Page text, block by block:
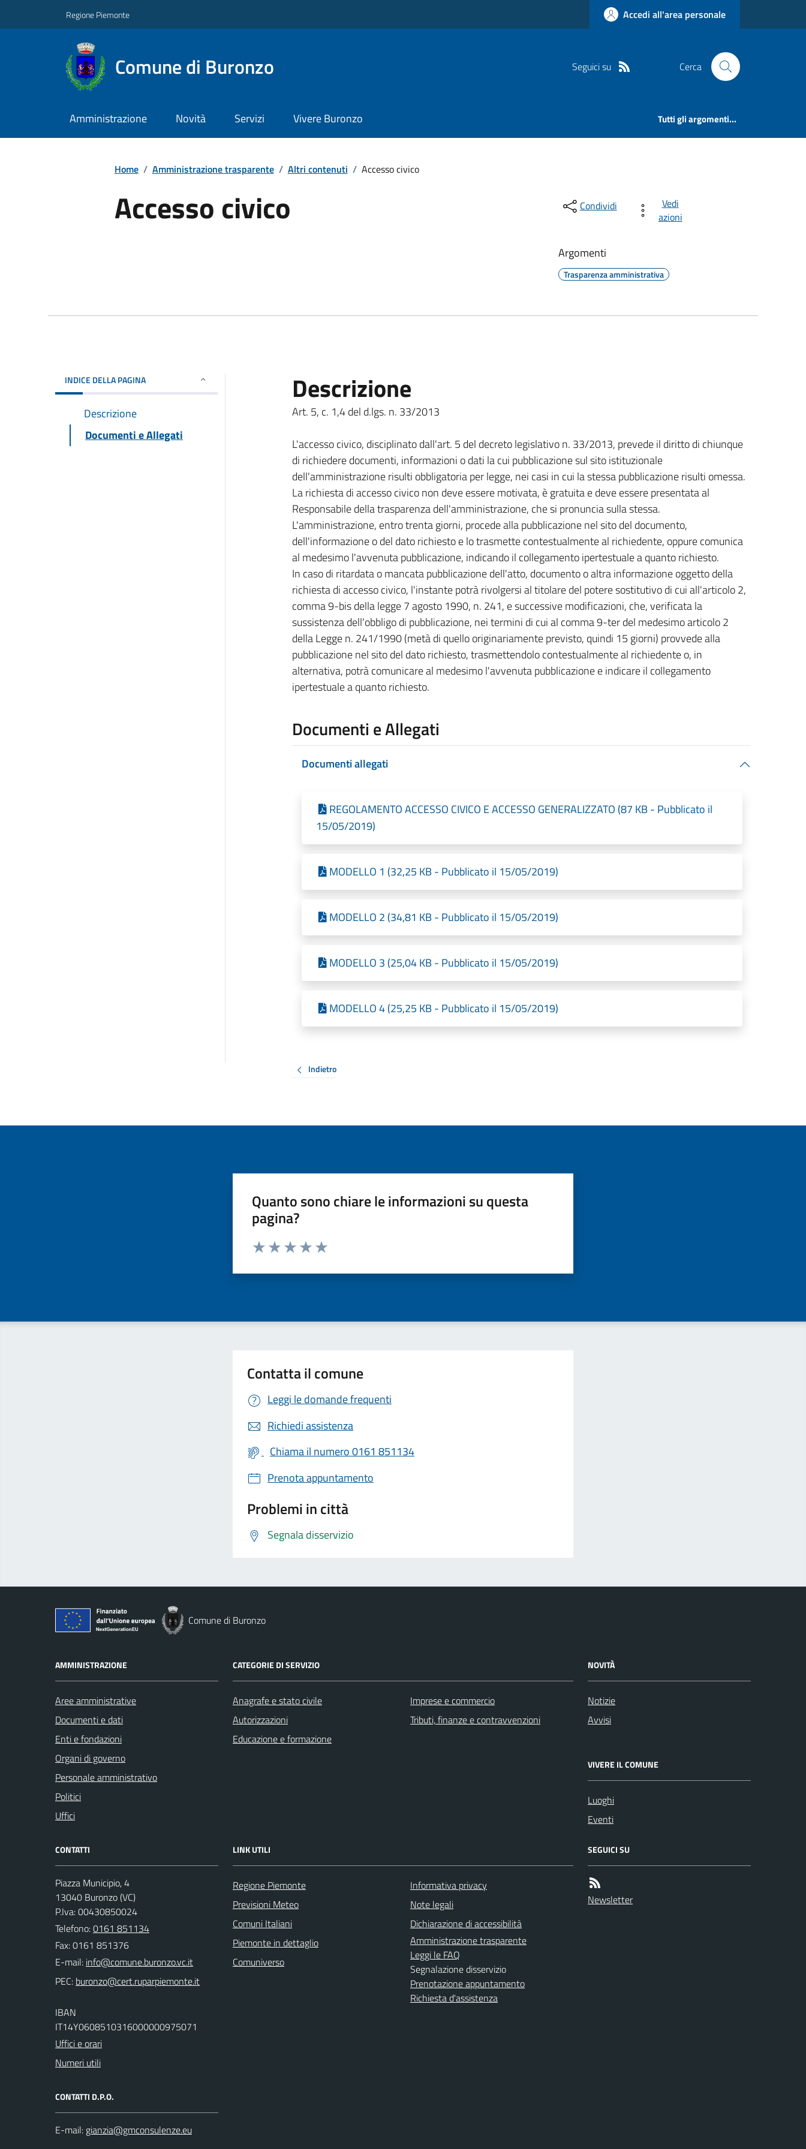
Regione Piemonte Accedi all'area personale
Comune di Buronzo Seguici su Cerca
Amministrazione Novità Servizi Vivere Buronzo Tutti gli argomenti...
Home / Amministrazione trasparente / Altri contenuti / Accesso civico
Accesso civico Condividi
Vedi
azioni
Argomenti
Trasparenza amministrativa
INDICE DELLA PAGINA
Descrizione
Documenti e Allegati
Descrizione
Art. 5, c. 1,4 del d.lgs. n. 33/2013
L'accesso civico, disciplinato dall'art. 5 del decreto legislativo n. 33/2013, prevede il diritto di chiunque
di richiedere documenti, informazioni o dati la cui pubblicazione sul sito istituzionale
dell'amministrazione risulti obbligatoria per legge, nei casi in cui la stessa pubblicazione risulti omessa.
La richiesta di accesso civico non deve essere motivata, è gratuita e deve essere presentata al
Responsabile della trasparenza dell'amministrazione, che si pronuncia sulla stessa.
L'amministrazione, entro trenta giorni, procede alla pubblicazione nel sito del documento,
dell'informazione o del dato richiesto e lo trasmette contestualmente al richiedente, oppure comunica
al medesimo l'avvenuta pubblicazione, indicando il collegamento ipertestuale a quanto richiesto.
In caso di ritardata o mancata pubblicazione dell'atto, documento o altra informazione oggetto della
richiesta di accesso civico, l'instante potrà rivolgersi al titolare del potere sostitutivo di cui all'articolo 2,
comma 9-bis della legge 7 agosto 1990, n. 241, e successive modificazioni, che, verificata la
sussistenza dell'obbligo di pubblicazione, nei termini di cui al comma 9-ter del medesimo articolo 2
della Legge n. 241/1990 (metà di quello originariamente previsto, quindi 15 giorni) provvede alla
pubblicazione nel sito del dato richiesto, trasmettendolo contestualmente al richiedente o, in
alternativa, potrà comunicare al medesimo l'avvenuta pubblicazione e indicare il collegamento
ipertestuale a quanto richiesto.
Documenti e Allegati
Documenti allegati
REGOLAMENTO ACCESSO CIVICO E ACCESSO GENERALIZZATO (87 KB - Pubblicato il
15/05/2019)
MODELLO 1 (32,25 KB - Pubblicato il 15/05/2019)
MODELLO 2 (34,81 KB - Pubblicato il 15/05/2019)
MODELLO 3 (25,04 KB - Pubblicato il 15/05/2019)
MODELLO 4 (25,25 KB - Pubblicato il 15/05/2019)
Indietro
Quanto sono chiare le informazioni su questa
pagina?
Valuta da 1 a 5 stelle la pagina
Contatta il comune
Leggi le domande frequenti
Richiedi assistenza
Chiama il numero 0161 851134
Prenota appuntamento
Problemi in città
Segnala disservizio
Comune di Buronzo
AMMINISTRAZIONE
Aree amministrative
Documenti e dati
Enti e fondazioni
Organi di governo
Personale amministrativo
Politici
Uffici
CATEGORIE DI SERVIZIO
Anagrafe e stato civile
Autorizzazioni
Educazione e formazione
Imprese e commercio
Tributi, finanze e contravvenzioni
NOVITÀ
Notizie
Avvisi
VIVERE IL COMUNE
Luoghi
Eventi
CONTATTI
Piazza Municipio, 4
13040 Buronzo (VC)
P.Iva: 00430850024
Telefono:0161 851134
Fax: 0161 851376
E-mail:
PEC:
IBAN
IT14Y0608510316000000975071
Uffici e orari
Numeri utili
CONTATTI D.P.O.
E-mail:
LINK UTILI
Regione Piemonte
Previsioni Meteo
Comuni Italiani
Piemonte in dettaglio
Comuniverso
Informativa privacy
Note legali
Dichiarazione di accessibilità
Amministrazione trasparente
Leggi le FAQ
Segnalazione disservizio
Prenotazione appuntamento
Richiesta d'assistenza
SEGUICI SU
Newsletter